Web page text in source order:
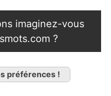
imaginez-vous
?
préférences !